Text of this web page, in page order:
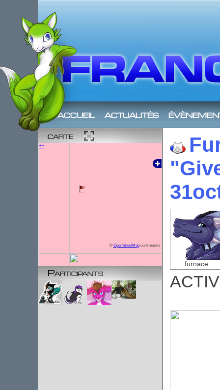
accueil actualités
carte
+−
© OpenStreetMapcontributors
Participants
furnace